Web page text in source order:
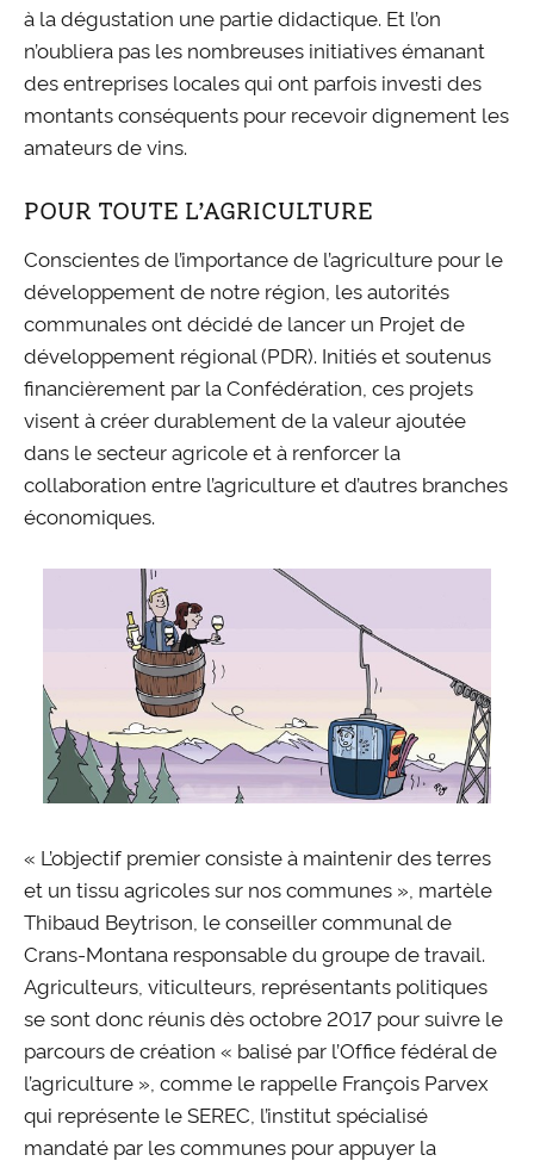
à la dégustation une partie didactique. Et l’on
n’oubliera pas les nombreuses initiatives émanant
des entreprises locales qui ont parfois investi des
montants conséquents pour recevoir dignement les
amateurs de vins.
POUR TOUTE L’AGRICULTURE
Conscientes de l’importance de l’agriculture pour le
développement de notre région, les autorités
communales ont décidé de lancer un Projet de
développement régional (PDR). Initiés et soutenus
financièrement par la Confédération, ces projets
visent à créer durablement de la valeur ajoutée
dans le secteur agricole et à renforcer la
collaboration entre l’agriculture et d’autres branches
économiques.
« L’objectif premier consiste à maintenir des terres
et un tissu agricoles sur nos communes », martèle
Thibaud Beytrison, le conseiller communal de
Crans-Montana responsable du groupe de travail.
Agriculteurs, viticulteurs, représentants politiques
se sont donc réunis dès octobre 2017 pour suivre le
parcours de création « balisé par l’Office fédéral de
l’agriculture », comme le rappelle François Parvex
qui représente le SEREC, l’institut spécialisé
mandaté par les communes pour appuyer la